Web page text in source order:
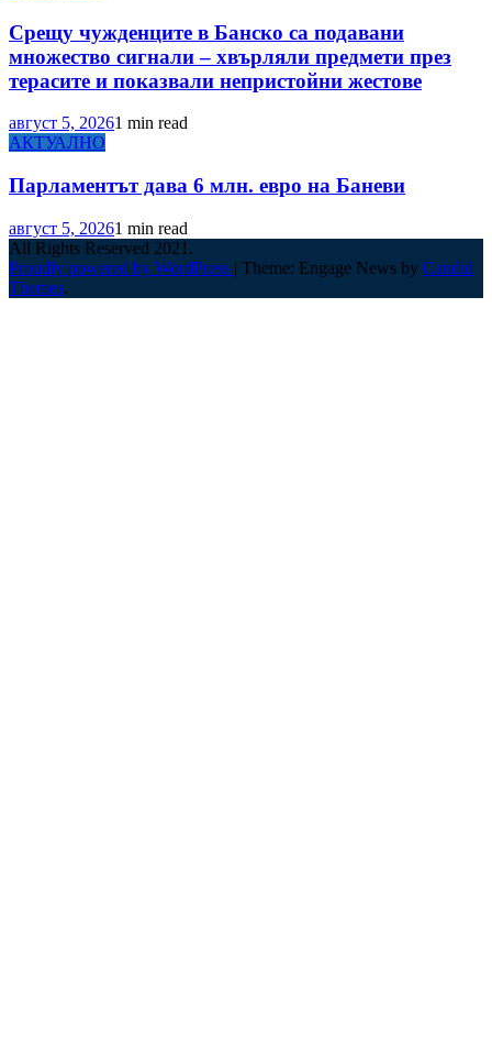
Срещу чужденците в Банско са подавани
множество сигнали – хвърляли предмети през
терасите и показвали непристойни жестове
август 5, 20261 min read
АКТУАЛНО
Парламентът дава 6 млн. евро на Баневи
август 5, 20261 min read
All Rights Reserved 2021.
Proudly powered by WordPress | Theme: Engage News by Candid
Themes.